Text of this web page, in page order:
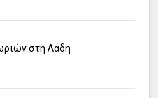
στη Λάδη